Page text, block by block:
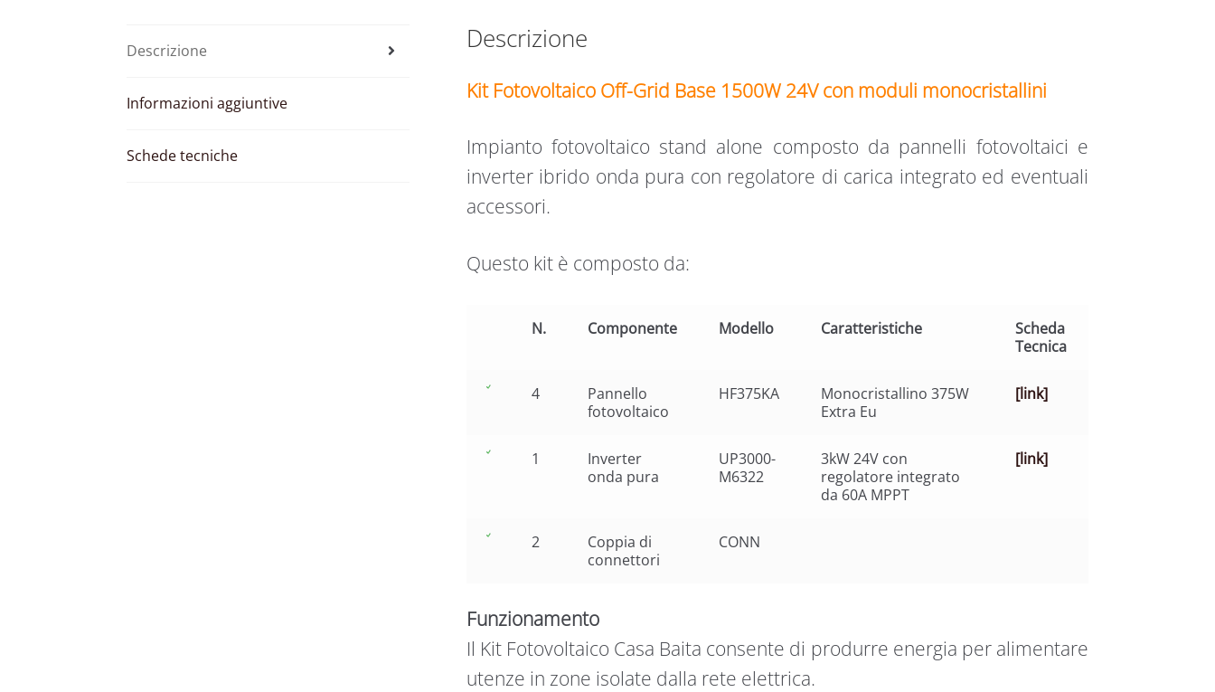
Descrizione
Informazioni aggiuntive
Schede tecniche
Descrizione
Kit Fotovoltaico Off-Grid Base 1500W 24V con moduli monocristallini
Impianto fotovoltaico stand alone composto da pannelli fotovoltaici e
inverter ibrido onda pura con regolatore di carica integrato ed eventuali
accessori.
Questo kit è composto da:
N. Componente Modello Caratteristiche
Scheda
Tecnica
4
Pannello
fotovoltaico
HF375KA
Monocristallino 375W
Extra Eu
[link]
1
Inverter
onda pura
UP3000-
M6322
3kW 24V con
regolatore integrato
da 60A MPPT
[link]
2
Coppia di
connettori
CONN
Funzionamento
Il Kit Fotovoltaico Casa Baita consente di produrre energia per alimentare
utenze in zone isolate dalla rete elettrica.